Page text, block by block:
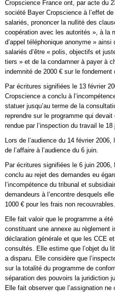
Cropscience France ont, par acte du
société Bayer Cropscience à l’effet
salariés, prononcer la nullité des
coopération avec les autorités », à la
d’appel téléphonique anonyme » ainsi
salariés d’être « polis, objectifs et
tiers » et de la condamner à payer à
indemnité de 2000 € sur le fondement
Par écritures signifiées le 13 février
Cropscience a conclu à
statuer jusqu’au terme de la
reprendre sur le programme qui
rendue par l’inspection du travail le 18
Lors de l’audience du 14 février
de l’affaire à l’audience du 6 juin.
Par écritures signifiées le 6 juin
conclu au rejet des demandes eu
l’incompétence du tribunal et
demandeurs à l’encontre desquels
1000 € pour les frais non recouvrables.
Elle fait valoir que le programme a
constituant une annexe au règlement
déclaration générale et que les CCE
consultés. Elle estime que l’objet du
a disparu. Elle considère que
sur la totalité du programme de
séparation des pouvoirs la juridiction
Elle fait observer que l’assignation ne